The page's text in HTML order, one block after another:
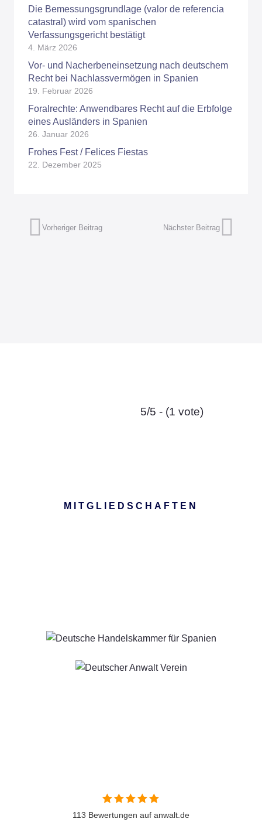
Die Bemessungsgrundlage (valor de referencia
catastral) wird vom spanischen
Verfassungsgericht bestätigt
4. März 2026
Vor- und Nacherbeneinsetzung nach deutschem
Recht bei Nachlassvermögen in Spanien
19. Februar 2026
Foralrechte: Anwendbares Recht auf die Erbfolge
eines Ausländers in Spanien
26. Januar 2026
Frohes Fest / Felices Fiestas
22. Dezember 2025
Vorheriger Beitrag Nächster Beitrag
5/5 - (1 vote)
MITGLIEDSCHAFTEN
113 Bewertungen auf anwalt.de